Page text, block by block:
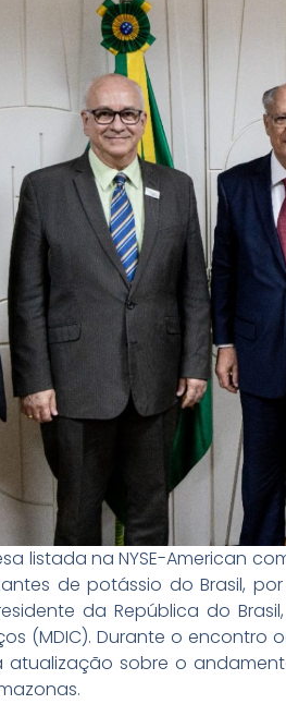
listada na NYSE-American
de potássio do Brasil,
da República do
(MDIC). Durante o encontro
atualização sobre o